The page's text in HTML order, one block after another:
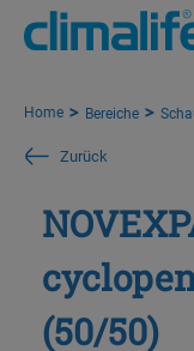
Home Bereiche
Zurück
(50/50)